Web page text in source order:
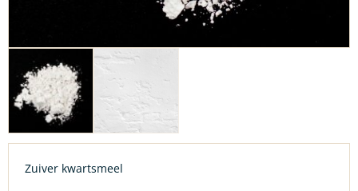
Zuiver kwartsmeel